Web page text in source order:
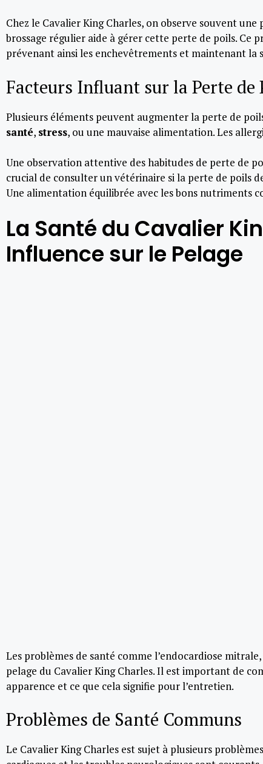
Chez le Cavalier King Charles, on observe souvent
brossage régulier aide à gérer cette perte de poils. Ce
prévenant ainsi les enchevêtrements et maintenant la
Facteurs Influant sur la Perte de
Plusieurs éléments peuvent augmenter la perte de
santé, stress, ou une mauvaise alimentation. Les
Une observation attentive des habitudes de perte de
crucial de consulter un vétérinaire si la perte de poils
Une alimentation équilibrée avec les bons nutriments
La Santé du Cavalier
Influence sur le Pelage
Les problèmes de santé comme l’endocardiose
pelage du Cavalier King Charles. Il est important de
apparence et ce que cela signifie pour l’entretien.
Problèmes de Santé Communs
Le Cavalier King Charles est sujet à plusieurs